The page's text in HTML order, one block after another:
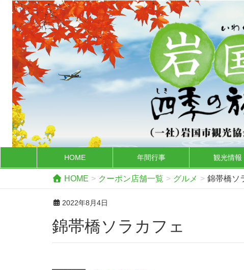
HOME 年間行事 観光情報
HOME クーポン店舗一覧 グルメ 錦帯橋ソ
2022年8月4日
錦帯橋ソラカフェ